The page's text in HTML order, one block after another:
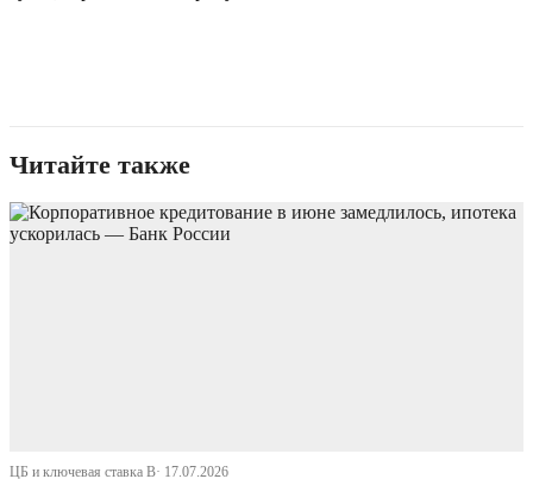
Читайте также
ЦБ и ключевая ставка В· 17.07.2026